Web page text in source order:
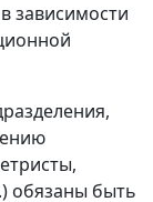
зависимости
обязаны быть